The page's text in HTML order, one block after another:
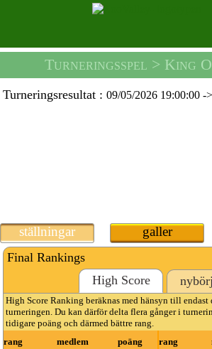
Turneringsspel > King Of Bubble
Turneringsresultat :09/05/2026 19:00:00 -
ställningar galler
Final Rankings
High Score
High Score Ranking beräknas med hänsyn till endast
turneringen. Du kan därför delta flera gånger i
tidigare poäng och därmed bättre rang.
rang
medlem poäng rang